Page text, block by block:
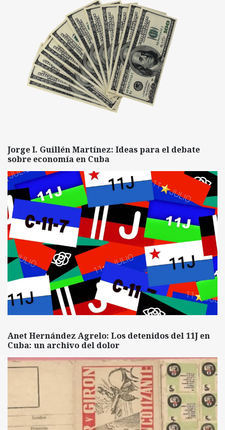
Jorge I. Guillén Martínez: Ideas para el debate
sobre economía en Cuba
Anet Hernández Agrelo: Los detenidos del 11J en
Cuba: un archivo del dolor